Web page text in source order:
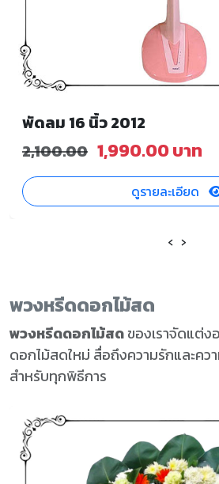
พัดลม 16 นิ้ว 2012
2,100.00 1,990.00 บาท
ดูรายละเอียด
‹ ›
พวงหรีดดอกไม้สด
พวงหรีดดอกไม้สดของเราจัดแต่
ดอกไม้สดใหม่ สื่อถึงความรักและคว
สำหรับทุกพิธีการ